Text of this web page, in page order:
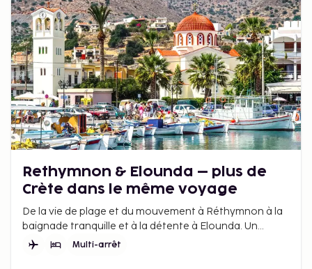
Rethymnon & Elounda – plus de
Crète dans le même voyage
De la vie de plage et du mouvement à Réthymnon à la
baignade tranquille et à la détente à Elounda. Un
voyage qui offre plus de Crète.
Multi-arrêt